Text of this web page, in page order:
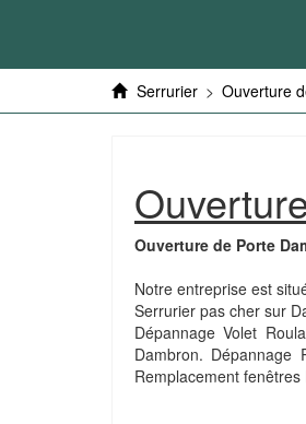
Serrurier > Ouverture
Ouverture de Porte
Notre entreprise est
Serrurier pas cher sur
Dépannage Volet
Dambron. Dépannage
Remplacement fenêtres